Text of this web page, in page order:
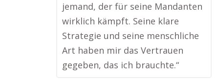
jemand, der für seine Mandanten
wirklich kämpft. Seine klare
Strategie und seine menschliche
Art haben mir das Vertrauen
gegeben, das ich brauchte.“